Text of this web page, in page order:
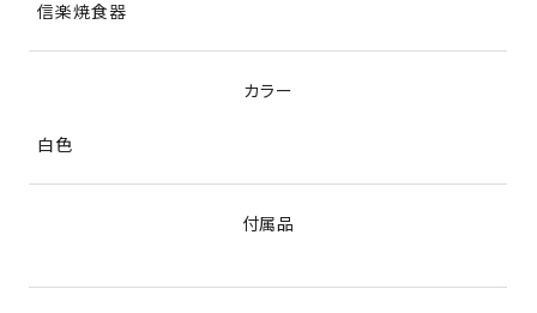
信楽焼食器
カラー
白色
付属品